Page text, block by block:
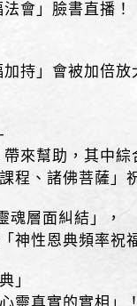
法會」臉書直播！
加持」會被加倍放
來幫助，其中綜
程、諸佛菩薩」
魂層面糾結」，
神性恩典頻率祝
」